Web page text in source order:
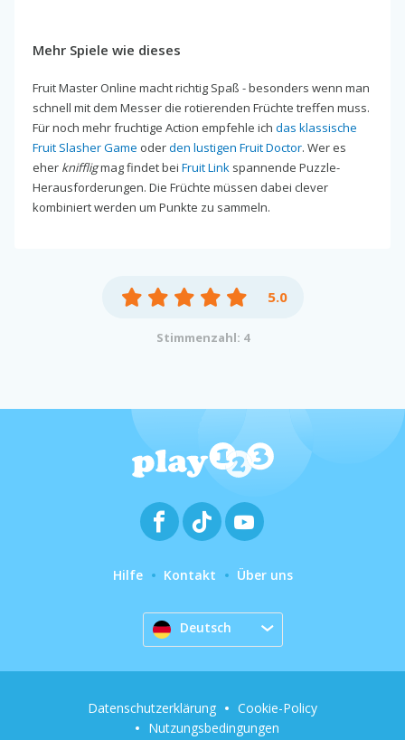
Mehr Spiele wie dieses
Fruit Master Online macht richtig Spaß - besonders wenn man
schnell mit dem Messer die rotierenden Früchte treffen muss.
Für noch mehr fruchtige Action empfehle ich das klassische
Fruit Slasher Game oderden lustigen Fruit Doctor. Wer es
eher kniffligmag findet bei Fruit Link spannende Puzzle-
Herausforderungen. Die Früchte müssen dabei clever
kombiniert werden um Punkte zu sammeln.
5.0
Stimmenzahl: 4
Hilfe Kontakt Über uns
Deutsch
Datenschutzerklärung
Cookie-Policy
Nutzungsbedingungen